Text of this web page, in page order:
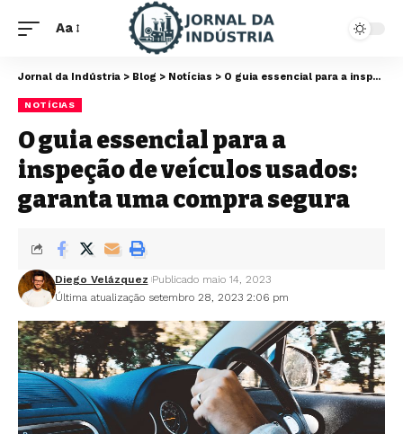
Aa
Jornal da Indústria > Blog > Notícias > O guia essencial para a inspeção de veículos usados: garanta uma compra segura
NOTÍCIAS
O guia essencial para a
inspeção de veículos usados:
garanta uma compra segura
Última atualização setembro 28, 2023 2:06 pm
Diego Velázquez Publicado maio 14, 2023